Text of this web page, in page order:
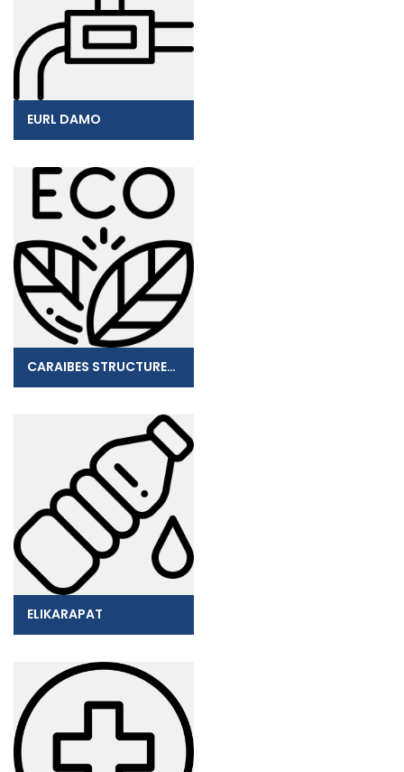
EURL DAMO
CARAIBES STRUCTURES EURL
ELIKARAPAT